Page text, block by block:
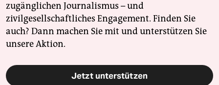
zugänglichen Journalismus – und
zivilgesellschaftliches Engagement. Finden Sie
auch? Dann machen Sie mit und unterstützen Sie
unsere Aktion.
Jetzt unterstützen